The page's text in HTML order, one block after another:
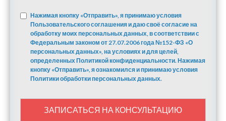
Нажимая кнопку «Отправить», я принимаю условия
Пользовательского соглашения и даю своё согласие на
обработку моих персональных данных, в соответствии с
Федеральным законом от 27.07.2006 года №152-ФЗ «О
персональных данных», на условиях и для целей,
определенных Политикой конфиденциальности. Нажимая
кнопку «Отправить», я ознакомился и принимаю условия
Политики обработки персональных данных.
ЗАПИСАТЬСЯ НА КОНСУЛЬТАЦИЮ